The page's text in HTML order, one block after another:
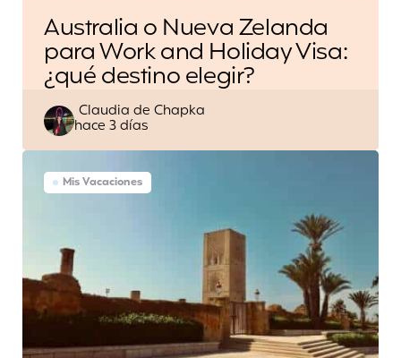
Australia o Nueva Zelanda
para Work and Holiday Visa:
¿qué destino elegir?
Escrito
por
Claudia de Chapka
hace 3 días
Mis Vacaciones